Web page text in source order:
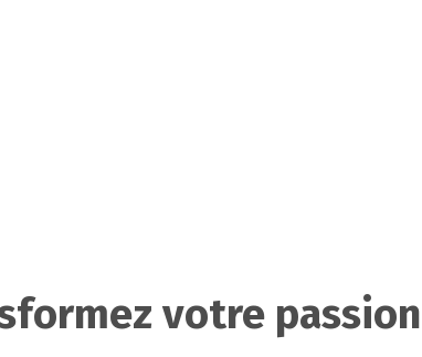
votre